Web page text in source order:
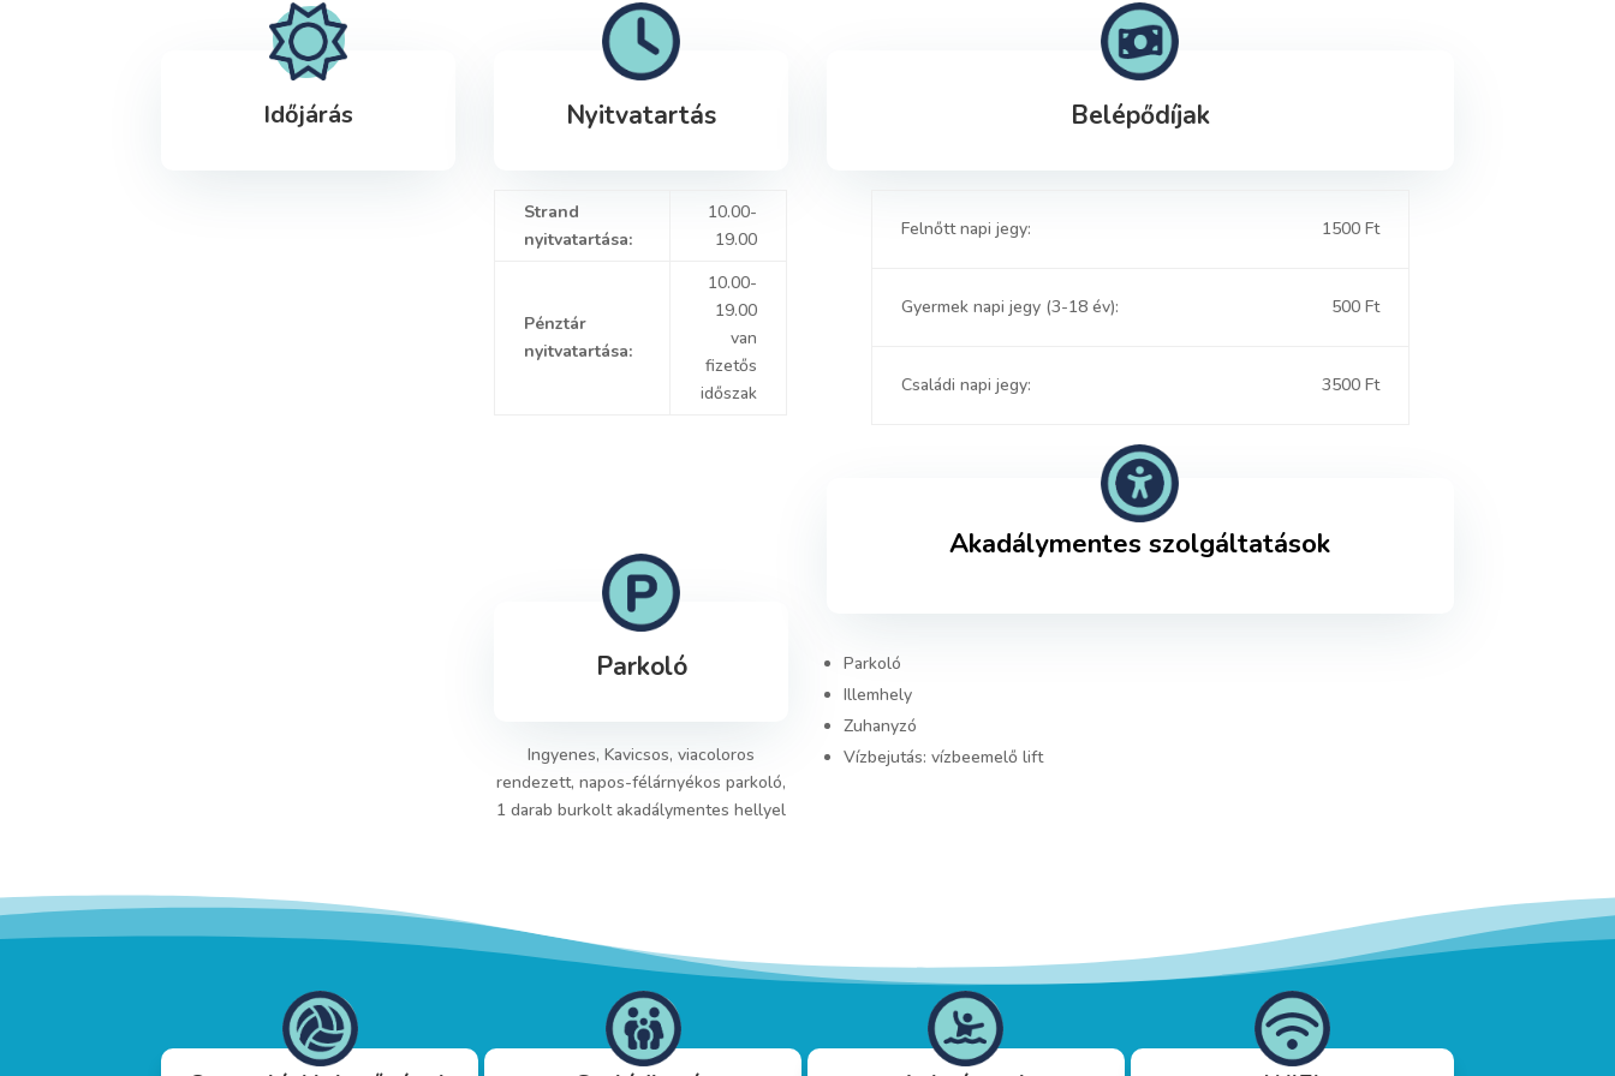
Időjárás Nyitvatartás
Strand
nyitvatartása:
10.00-
19.00
Pénztár
nyitvatartása:
10.00-
19.00
van
fizetős
időszak
Parkoló
Ingyenes, Kavicsos, viacoloros
rendezett, napos-félárnyékos parkoló,
1 darab burkolt akadálymentes hellyel
Belépődíjak
Felnőtt napi jegy: 1500 Ft
Gyermek napi jegy (3-18 év): 500 Ft
Családi napi jegy: 3500 Ft
Akadálymentes szolgáltatások
Parkoló
Illemhely
Zuhanyzó
Vízbejutás: vízbeemelő lift